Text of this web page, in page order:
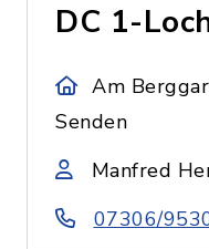
DC 1-
Am
Senden
Manfred
07306/